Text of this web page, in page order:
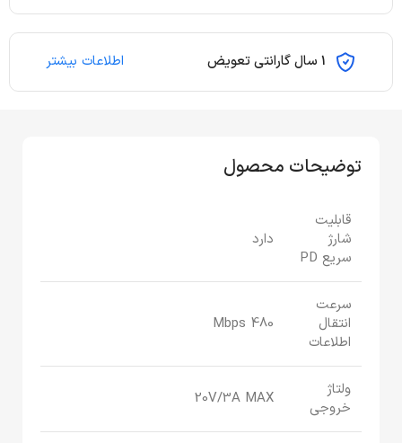
1 سال گارانتی تعویض اطلاعات بیشتر
توضیحات محصول
قابلیت
شارژ
سریع PD
دارد
سرعت
انتقال
اطلاعات
480 Mbps
ولتاژ
خروجی
20V/3A MAX